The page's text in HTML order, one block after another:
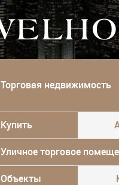
Торговая недвижимость
Купить
Уличное торговое
Объекты